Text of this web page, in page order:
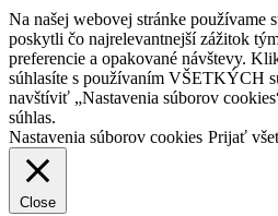
Na našej webovej stránke používame
poskytli čo najrelevantnejší zážitok
preferencie a opakované návštevy.
súhlasíte s používaním VŠETKÝCH
navštíviť „Nastavenia súborov
súhlas.
Nastavenia súborov cookies Prijať
Close